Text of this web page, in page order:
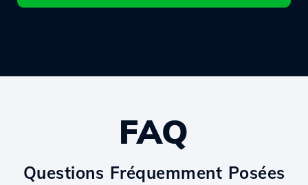
FAQ
Questions Fréquemment Posées